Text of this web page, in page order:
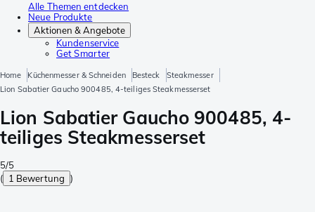
Alle Themen entdecken
Neue Produkte
Aktionen & Angebote
Kundenservice
Get Smarter
Home Küchenmesser & Schneiden Besteck
Steakmesser
Lion Sabatier Gaucho 900485, 4-teiliges Steakmesserset
Lion Sabatier Gaucho 900485, 4-
teiliges Steakmesserset
5/5
( 1 Bewertung )